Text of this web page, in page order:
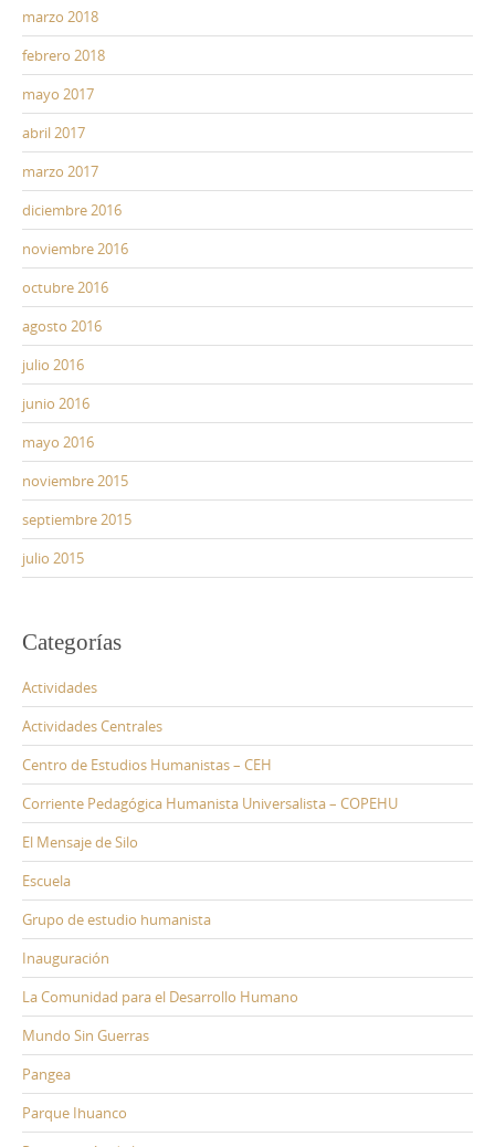
marzo 2018
febrero 2018
mayo 2017
abril 2017
marzo 2017
diciembre 2016
noviembre 2016
octubre 2016
agosto 2016
julio 2016
junio 2016
mayo 2016
noviembre 2015
septiembre 2015
julio 2015
Categorías
Actividades
Actividades Centrales
Centro de Estudios Humanistas – CEH
Corriente Pedagógica Humanista Universalista – COPEHU
El Mensaje de Silo
Escuela
Grupo de estudio humanista
Inauguración
La Comunidad para el Desarrollo Humano
Mundo Sin Guerras
Pangea
Parque Ihuanco